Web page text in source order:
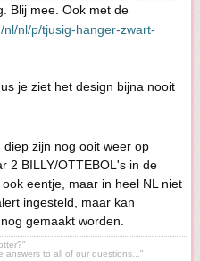
Blij mee. Ook met de
nl/nl/p/tjusig-hanger-zwart-
je ziet het design bijna nooit
zijn nog ooit weer op
2 BILLY/OTTEBOL's in de
eentje, maar in heel NL niet
ingesteld, maar kan
gemaakt worden.
answers to all of our questions..."